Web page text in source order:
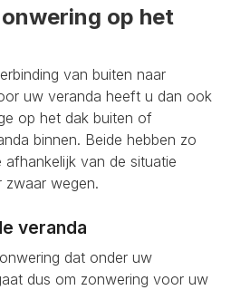
op het
van buiten naar
uw veranda heeft u dan ook
op het dak buiten of
binnen. Beide hebben zo
van de situatie
zwaar wegen.
veranda
dat onder uw
dus om zonwering voor uw